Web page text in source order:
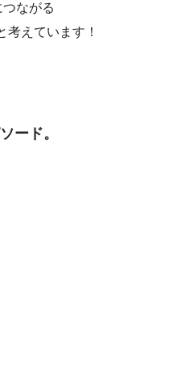
つながる
考えています！
ード。